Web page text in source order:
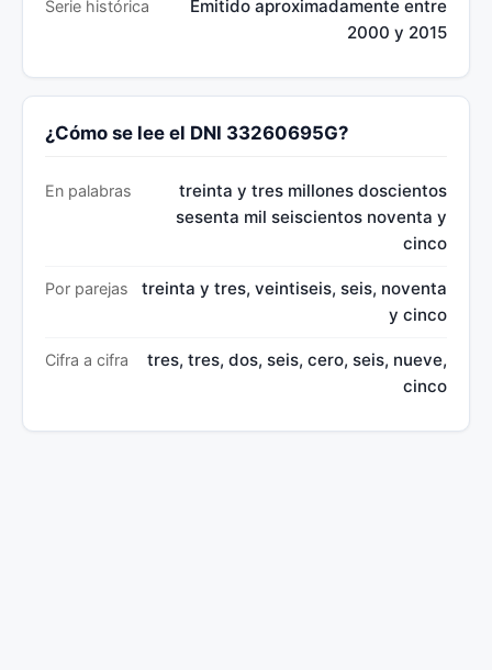
Serie histórica
Emitido aproximadamente entre
2000 y 2015
¿Cómo se lee el DNI 33260695G?
En palabras
treinta y tres millones doscientos
sesenta mil seiscientos noventa y
cinco
Por parejas
treinta y tres, veintiseis, seis, noventa
y cinco
Cifra a cifra
tres, tres, dos, seis, cero, seis, nueve,
cinco